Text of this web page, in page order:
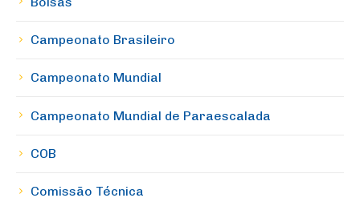
Campeonato Brasileiro
Campeonato Mundial
Campeonato Mundial de Paraescalada
COB
Comissão Técnica